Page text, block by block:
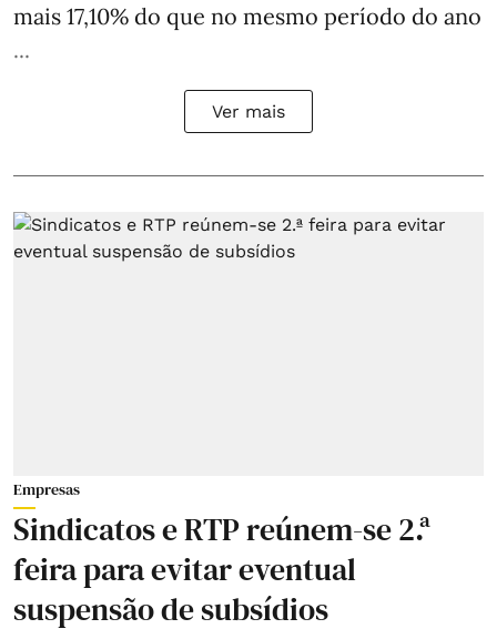
mais 17,10% do que no mesmo período do ano
...
Ver mais
Empresas
Sindicatos e RTP reúnem-se 2.ª
feira para evitar eventual
suspensão de subsídios